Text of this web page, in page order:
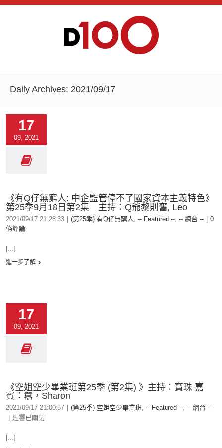
Daily Archives: 2021/09/17
17
09, 2021
《有Q仔無窮人: 中企監管停不了國家資本主義特色》
第25季9月18日第2集 主持：Q爺黎則奮, Leo
2021/09/17 21:28:33 (第25季) 有Q仔無窮人, -- Featured --, -- 網台 --
0
條評論
[...]
進一步了解
17
09, 2021
《空姐空少畢業班第25季 (第2集) 》主持：寶珠 嘉
賓：囂，Sharon
2021/09/17 21:00:57 (第25季) 空姐空少畢業班, -- Featured --, -- 網台 --
迴響已關閉
[...]